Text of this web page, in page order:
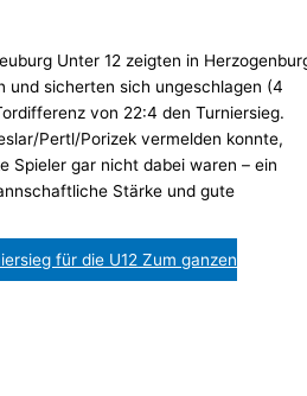
Unter 12 zeigten in
und sicherten sich ungeschlagen (4
von 22:4 den Turniersieg.
Pertl/Porizek vermelden konnte,
Spieler gar nicht dabei waren – ein
Stärke und gute
für die U12 Zum ganzen